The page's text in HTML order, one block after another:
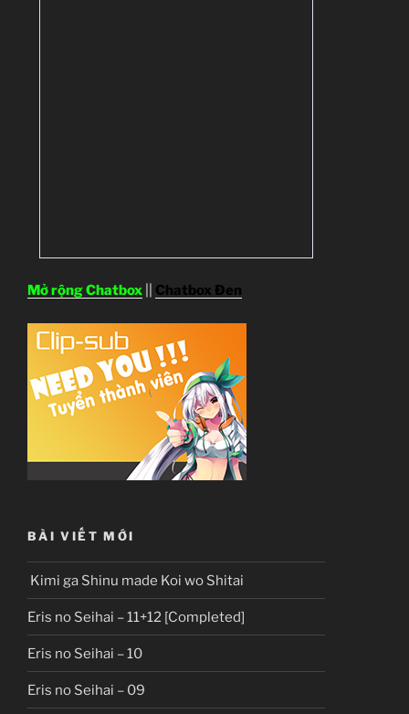
Mở rộng Chatbox Chatbox Đen
BÀI VIẾT MỚI
Kimi ga Shinu made Koi wo Shitai
Eris no Seihai – 11+12 [Completed]
Eris no Seihai – 10
Eris no Seihai – 09